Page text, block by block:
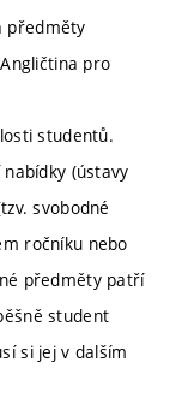
předměty
pro
studentů.
(ústavy
svobodné
ročníku nebo
předměty patří
student
si jej v dalším